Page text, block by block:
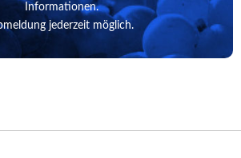
Informationen.
jederzeit möglich.